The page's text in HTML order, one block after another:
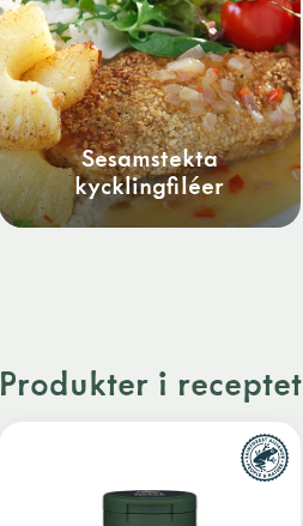
Sesamstekta
kycklingfiléer
Produkter i receptet